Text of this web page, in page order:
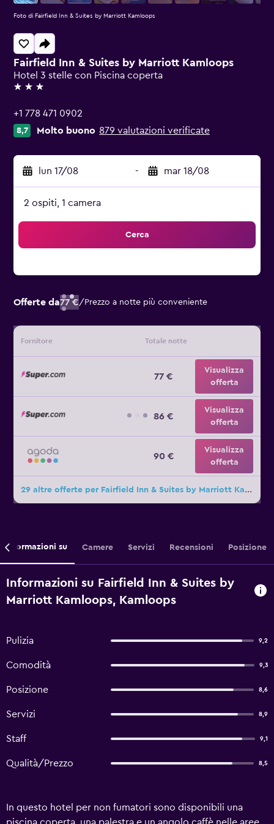
Fairfield Inn & Suites by Marriott Kamloops
Hotel 3 stelle con Piscina coperta
3 stelle
+1 778 471 0902
8,7 Molto buono 879 valutazioni verificate
lun 17/08 - mar 18/08
2 ospiti, 1 camera
Cerca
Offerte da77 €/ Prezzo a notte più conveniente
Fornitore Totale notte
77 €
Visualizza
offerta
86 €
Visualizza
offerta
90 €
Visualizza
offerta
29 altre offerte per Fairfield Inn & Suites by Marriott Kamloops
Foto di Fairfield Inn & Suites by Marriott Kamloops
Informazioni su Camere Servizi Recensioni Posizione
Informazioni su Fairfield Inn & Suites by
Marriott Kamloops, Kamloops
Pulizia 9,2
Comodità 9,3
Posizione 8,6
Servizi 8,9
Staff 9,1
Qualità/Prezzo 8,5
In questo hotel per non fumatori sono disponibili una